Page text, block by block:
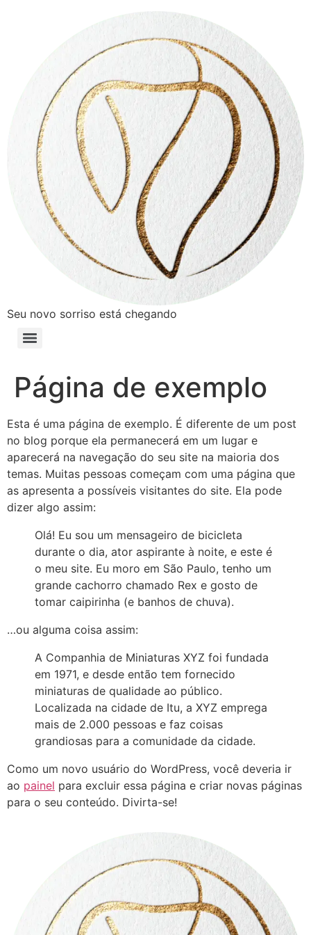
Seu novo sorriso está chegando
Página de exemplo
Esta é uma página de exemplo. É diferente de um post
no blog porque ela permanecerá em um lugar e
aparecerá na navegação do seu site na maioria dos
temas. Muitas pessoas começam com uma página que
as apresenta a possíveis visitantes do site. Ela pode
dizer algo assim:
Olá! Eu sou um mensageiro de bicicleta
durante o dia, ator aspirante à noite, e este é
o meu site. Eu moro em São Paulo, tenho um
grande cachorro chamado Rex e gosto de
tomar caipirinha (e banhos de chuva).
…ou alguma coisa assim:
A Companhia de Miniaturas XYZ foi fundada
em 1971, e desde então tem fornecido
miniaturas de qualidade ao público.
Localizada na cidade de Itu, a XYZ emprega
mais de 2.000 pessoas e faz coisas
grandiosas para a comunidade da cidade.
Como um novo usuário do WordPress, você deveria ir
ao painel para excluir essa página e criar novas páginas
para o seu conteúdo. Divirta-se!